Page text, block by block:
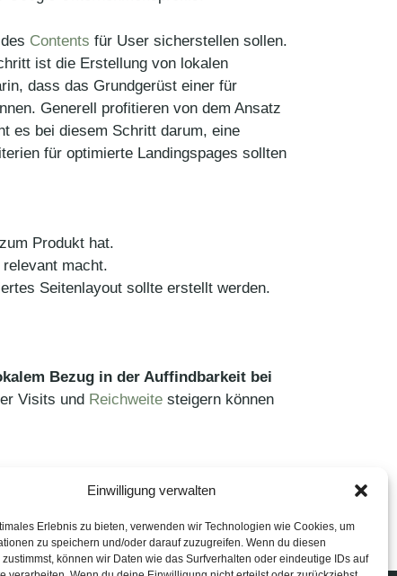
Einwilligung verwalten
Erlebnis zu bieten, verwenden wir Technologien wie Cookies, um
zu speichern und/oder darauf zuzugreifen. Wenn du diesen
können wir Daten wie das Surfverhalten oder eindeutige IDs auf
Contents für User sicherstellen sollen.
ist die Erstellung von lokalen
dass das Grundgerüst einer für
Generell profitieren von dem Ansatz
es bei diesem Schritt darum, eine
für optimierte Landingspages sollten
Produkt hat.
macht.
Seitenlayout sollte erstellt werden.
Bezug in der Auffindbarkeit bei
Visits und Reichweite steigern können